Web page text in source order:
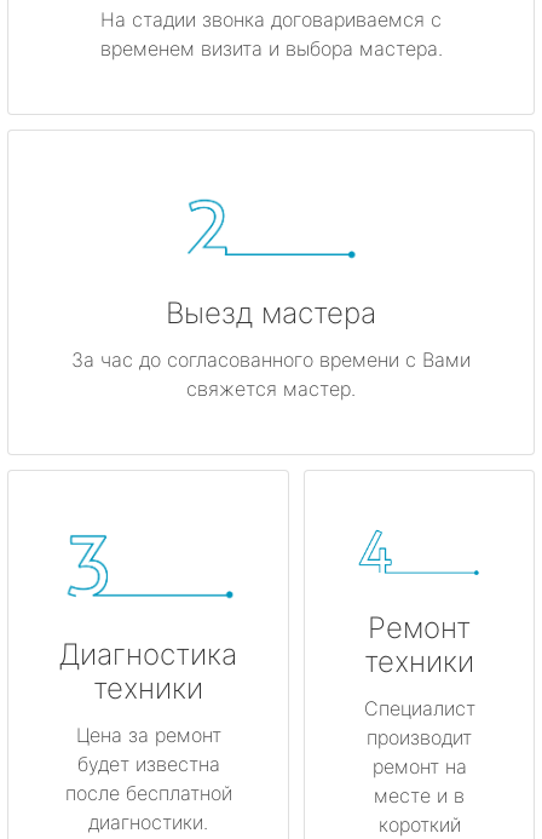
На стадии звонка договариваемся с
временем визита и выбора мастера.
Выезд мастера
За час до согласованного времени с Вами
свяжется мастер.
Диагностика
техники
Цена за ремонт
будет известна
после бесплатной
диагностики.
Ремонт
техники
Специалист
производит
ремонт на
месте и в
короткий